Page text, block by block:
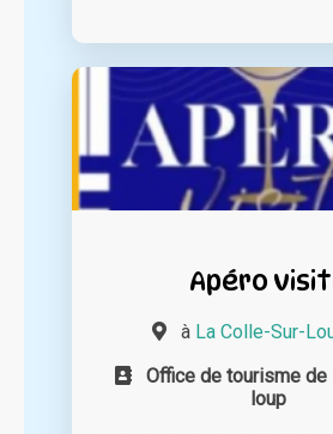
Apéro
à La Colle-Sur-
Office de tourisme de
loup